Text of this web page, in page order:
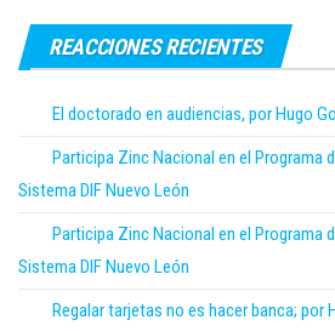
REACCIONES RECIENTES
El doctorado en audiencias, por Hugo
Participa Zinc Nacional en el Programa
Sistema DIF Nuevo León
Participa Zinc Nacional en el Programa
Sistema DIF Nuevo León
Regalar tarjetas no es hacer banca; por